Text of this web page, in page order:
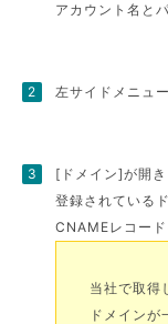
アカウント名と
左サイドメニュ
[ドメイン]が開き
登録されている
CNAMEレコー
当社で取得
ドメインが